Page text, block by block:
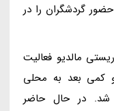
گردشگران را در
مالدیو فعالیت
و کمی بعد به محلی
شد. در حال حاضر